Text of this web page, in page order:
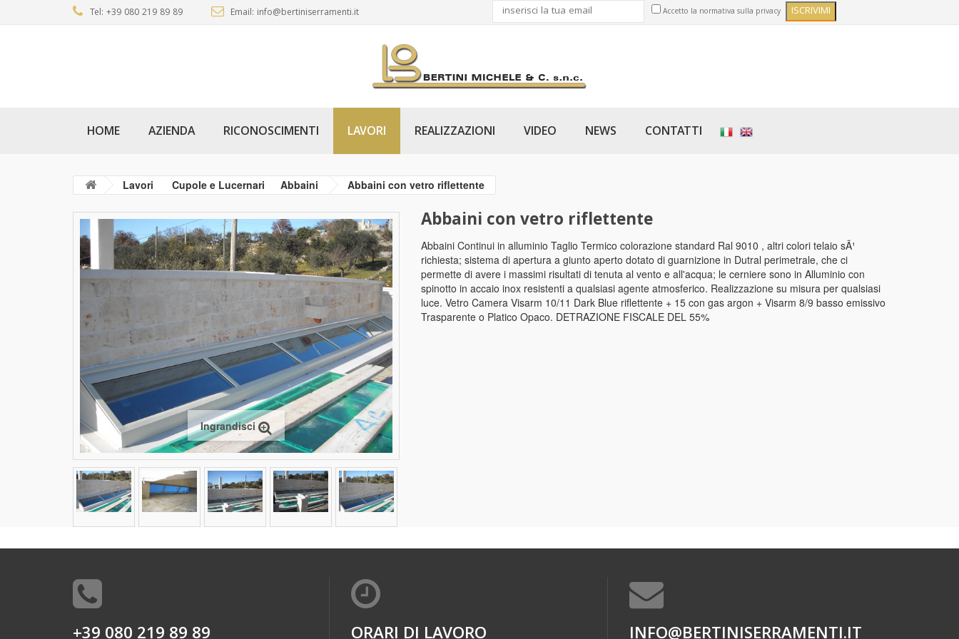
Tel: +39 080 219 89 89 Email: info@bertiniserramenti.it Accetto la normativa sulla privacy
HOME AZIENDA RICONOSCIMENTI LAVORI REALIZZAZIONI VIDEO NEWS CONTATTI
Lavori Cupole e Lucernari Abbaini Abbaini con vetro riflettente
Ingrandisci
Abbaini con vetro riflettente
Abbaini Continui in alluminio Taglio Termico colorazione standard Ral 9010 , altri colori telaio sÃ¹
richiesta; sistema di apertura a giunto aperto dotato di guarnizione in Dutral perimetrale, che ci
permette di avere i massimi risultati di tenuta al vento e all'acqua; le cerniere sono in Alluminio con
spinotto in accaio inox resistenti a qualsiasi agente atmosferico. Realizzazione su misura per qualsiasi
luce. Vetro Camera Visarm 10/11 Dark Blue riflettente + 15 con gas argon + Visarm 8/9 basso emissivo
Trasparente o Platico Opaco. DETRAZIONE FISCALE DEL 55%